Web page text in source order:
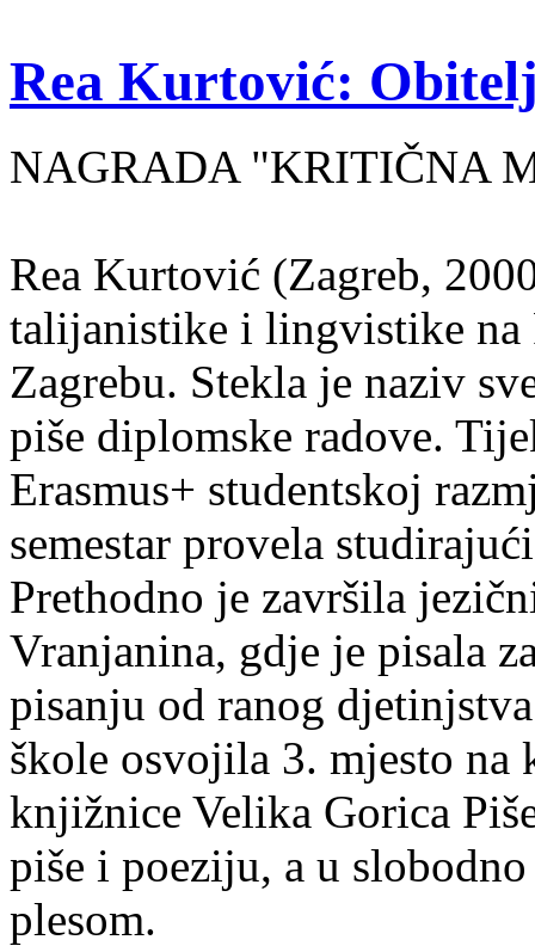
Rea Kurtović:
NAGRADA "KRITIČNA
Rea Kurtović (Zagreb,
talijanistike i lingvistike
Zagrebu. Stekla je naziv
piše diplomske radove.
Erasmus+ studentskoj
semestar provela
Prethodno je završila
Vranjanina, gdje je pisala
pisanju od ranog
škole osvojila 3. mjesto na
knjižnice Velika Gorica
piše i poeziju, a u
plesom.